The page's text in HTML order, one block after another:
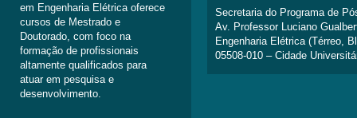
em Engenharia Elétrica oferece
cursos de Mestrado e
Doutorado, com foco na
formação de profissionais
altamente qualificados para
atuar em pesquisa e
desenvolvimento.
Secretaria do Programa de
Av. Professor Luciano
Engenharia Elétrica (Térreo,
05508-010 – Cidade